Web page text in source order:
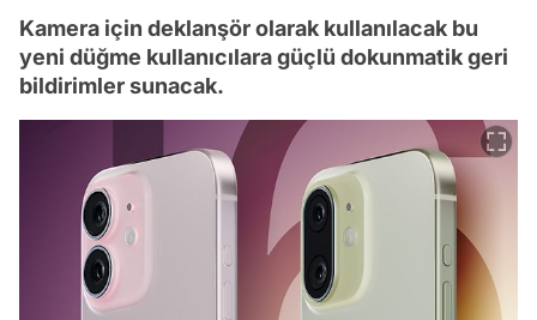
Kamera için deklanşör olarak kullanılacak bu
yeni düğme kullanıcılara güçlü dokunmatik geri
bildirimler sunacak.